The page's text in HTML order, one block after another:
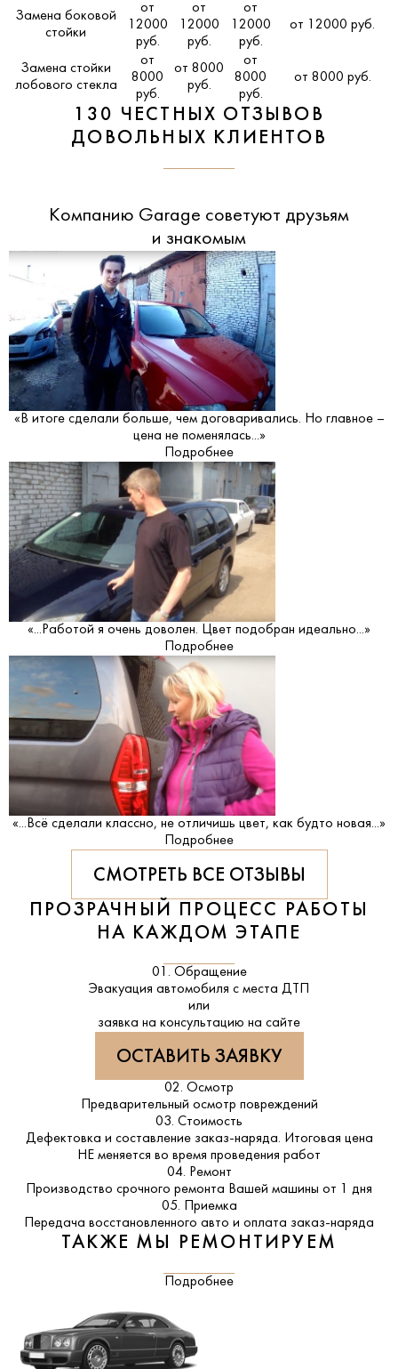
Замена боковой
стойки
от
12000
руб.
от
12000
руб.
от
12000
руб.
от 12000 руб.
Замена стойки
лобового стекла
от
8000
руб.
от 8000
руб.
от
8000
руб.
от 8000 руб.
130 ЧЕСТНЫХ ОТЗЫВОВ
ДОВОЛЬНЫХ КЛИЕНТОВ
Компанию Garage советуют друзьям
и знакомым
«В итоге сделали больше, чем договаривались. Но главное –
цена не поменялась...»
Подробнее
«...Работой я очень доволен. Цвет подобран идеально...»
Подробнее
«...Всё сделали классно, не отличишь цвет, как будто новая...»
Подробнее
СМОТРЕТЬ ВСЕ ОТЗЫВЫ
ПРОЗРАЧНЫЙ ПРОЦЕСС РАБОТЫ
НА КАЖДОМ ЭТАПЕ
01. Обращение
Эвакуация автомобиля с места ДТП
или
заявка на консультацию на сайте
ОСТАВИТЬ ЗАЯВКУ
02. Осмотр
Предварительный осмотр повреждений
03. Стоимость
Дефектовка и составление заказ-наряда. Итоговая цена
НЕ меняется во время проведения работ
04. Ремонт
Производство срочного ремонта Вашей машины от 1 дня
05. Приемка
Передача восстановленного авто и оплата заказ-наряда
ТАКЖЕ МЫ РЕМОНТИРУЕМ
Подробнее